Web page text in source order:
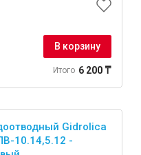
В корзину
Итого 6 200 ₸
Gidrolica
10.14,5.12 -